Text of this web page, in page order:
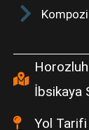
İbsikaya
Yol Tarifi